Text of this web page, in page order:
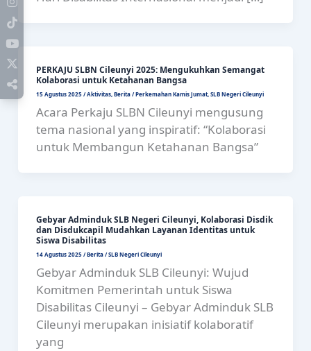
PERKAJU SLBN Cileunyi 2025: Mengukuhkan Semangat
Kolaborasi untuk Ketahanan Bangsa
15 Agustus 2025/Aktivitas,Berita/Perkemahan Kamis Jumat,SLB Negeri Cileunyi
Acara Perkaju SLBN Cileunyi mengusung
tema nasional yang inspiratif: “Kolaborasi
untuk Membangun Ketahanan Bangsa”
Gebyar Adminduk SLB Negeri Cileunyi, Kolaborasi Disdik
dan Disdukcapil Mudahkan Layanan Identitas untuk
Siswa Disabilitas
14 Agustus 2025/Berita/SLB Negeri Cileunyi
Gebyar Adminduk SLB Cileunyi: Wujud
Komitmen Pemerintah untuk Siswa
Disabilitas Cileunyi – Gebyar Adminduk SLB
Cileunyi merupakan inisiatif kolaboratif
yang